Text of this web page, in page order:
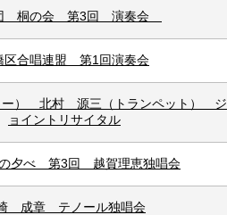
桐の会 第3回 演奏会
区合唱連盟 第1回演奏会
） 北村 源三（トランペット） ジ
ョイントリサイタル
の夕べ 第3回 越賀理恵独唱会
成章 テノール独唱会